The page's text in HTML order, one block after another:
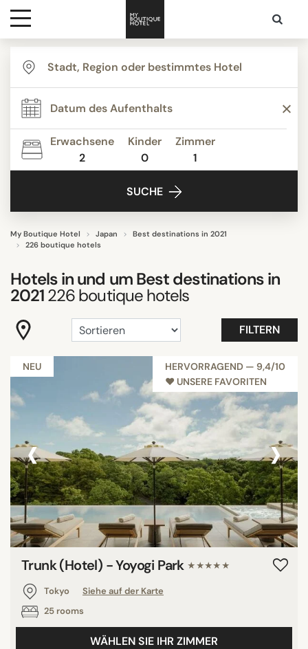
Ziele
Hotelarten
Kontakt
Erwachsene
2
Kinder
0
Zimmer
1
SUCHE
My Boutique Hotel Japan
Best destinations in 2021
226 boutique hotels
Hotels in und umBest destinations in
2021226boutique hotels
FILTERN
THEMEN
Boutique Hotels
Budget Hotels
Businesshotels
Design hotels
Familienurlaubsorte
Ferienwohnungen
Grand Luxe
Alle anzeigen
UNTERKUNFTSTYP
"Coup de Coeur"
Gastronomie
Millennials
Nur für Erwachsene
Romantisch
Slow travel
Strandnah
Alle anzeigen
HOTELAUSSTATTUNG
Balkon
Familienzimmer
Fitness
Panoramic pools
Privatstrand
NEU
HERVORRAGEND — 9,4/10
♥︎ UNSERE FAVORITEN
‹ ›
Trunk (Hotel) - Yoyogi Park ★★★★★
Tokyo
Siehe auf der Karte
25 rooms
WÄHLEN SIE IHR ZIMMER